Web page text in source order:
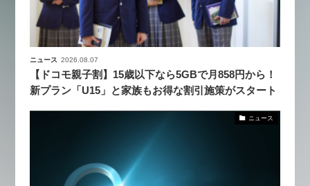
ニュース 2026.08.07
【ドコモ親子割】15歳以下なら5GBで月858円から！
新プラン「U15」と家族もお得な割引施策がスタート
ニュース